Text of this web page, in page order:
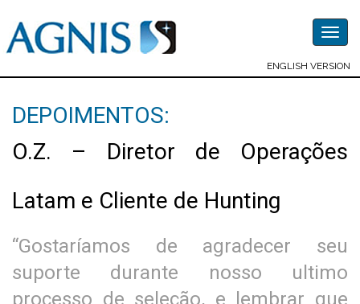
ENGLISH VERSION
DEPOIMENTOS:
O.Z. – Diretor de Operações
Latam e Cliente de Hunting
“Gostaríamos de agradecer seu
suporte durante nosso ultimo
processo de seleção, e lembrar que